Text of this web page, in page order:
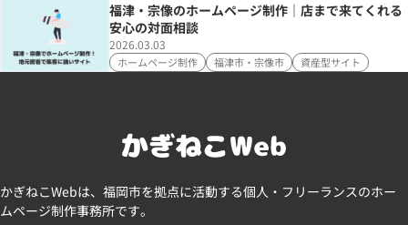
福津・宗像のホームページ制作｜店まで来てくれる
安心の対面相談
2026.03.03
ホームページ制作 福津市・宗像市 資産型サイト
かぎねこWebは、福岡市を拠点に活動する個人・フリーランスのホー
ムページ制作事務所です。